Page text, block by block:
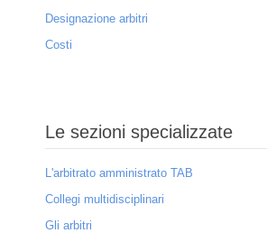
Designazione arbitri
Costi
Le sezioni specializzate
L'arbitrato amministrato TAB
Collegi multidisciplinari
Gli arbitri